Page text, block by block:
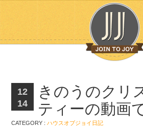
12
14
きのうのクリ
ティーの動画
CATEGORY :ハウスオブジョイ日記